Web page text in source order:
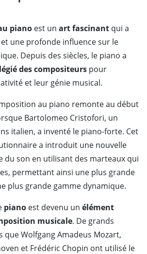
piano est un art fascinant qui a
une profonde influence sur le
Depuis des siècles, le piano a
des compositeurs pour
et leur génie musical.
au piano remonte au début
Bartolomeo Cristofori, un
italien, a inventé le piano-forte. Cet
a introduit une nouvelle
du son en utilisant des marteaux qui
permettant ainsi une plus grande
plus grande gamme dynamique.
piano est devenu un élément
musicale. De grands
que Wolfgang Amadeus Mozart,
et Frédéric Chopin ont utilisé le